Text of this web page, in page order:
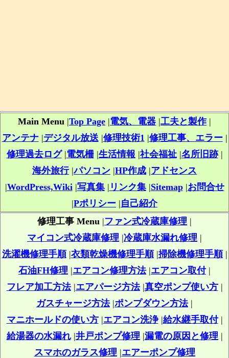
Main Menu |Top Page |電気、電器 |工夫と製作|
アンテナ|デジタル放送|修理技術1 |修理工事、エラー|
修理過去ログ|電気柵|生活情報 |社会福祉|名所旧跡|
海外旅行|パソコン |HP作成 |アドセンス
|WordPress,Wiki|写真集| リンク集|Sitemap|お問合せ
|Pポリシー |自己紹介
修理工事 Menu |ファン式冷蔵庫修理 |
マイコン式冷蔵庫修理 |冷蔵庫水漏れ修理 |
洗濯機修理手順|衣類乾燥機修理手順|掃除機修理手順|
石油FH修理 |エアコン修理方法|エアコン取付|
フレア加工方法|エアパージ方法|真空ポンプ使い方|
ガスチャージ方法|ポンプダウン方法|
マニホールドの使い方|エアコン洗浄|給水継手取付|
給湯器の水漏れ|井戸ポンプ修理 |漏電の原因と修理 |
スマホのガラス修理 |エアーポンプ修理